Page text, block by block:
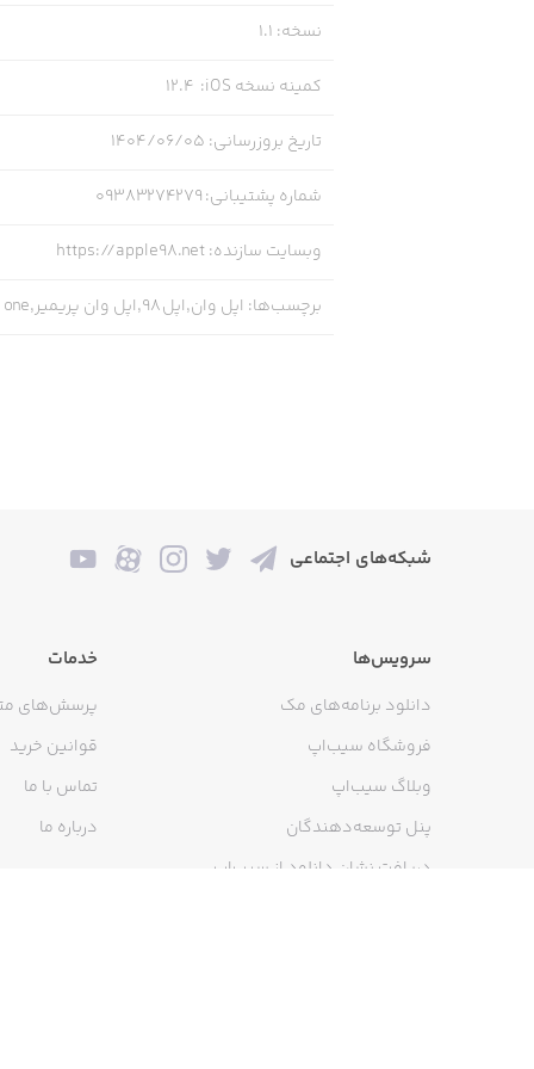
خرید و تمدید اشتراک اپل وان منتشر
ما توی اپل ۹۸ همیشه
براتون بسازیم تا بتونید طعم اپل
نسخه:
1.1
کمینه نسخه iOS :
12.4
تاریخ بروزرسانی: ۱۴۰۴/۰۶/۰۵
شماره پشتیبانی:
09383274279
وبسایت سازنده:
https://apple98.net
برچسب‌ها: اپل وان,اپل 98,اپل وان پریمیر,Apple one,آیکلود,اپل موزیک,اپل آرکید,اپل تی وی پلاس,اپل فیتنس پلاس,اپل نیوز پلاس,apple 98
شبکه‌های اجتماعی
سرویس‌ها
دانلود برنامه‌های مک
فروشگاه سیب‌اپ
وبلاگ سیب‌اپ
پنل توسعه‌دهندگان
دریافت نشان دانلود از سیب‌اپ
خدمات
پرسش‌های
قوانین خرید
تماس با ما
درباره ما